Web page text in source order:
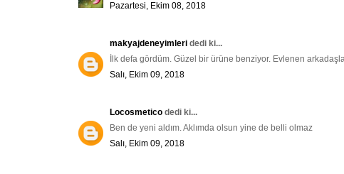
Pazartesi, Ekim 08, 2018
makyajdeneyimleri dedi ki...
İlk defa gördüm. Güzel bir ürüne benziyor. Evlenen
Salı, Ekim 09, 2018
Locosmetico dedi ki...
Ben de yeni aldım. Aklımda olsun yine de belli olmaz
Salı, Ekim 09, 2018